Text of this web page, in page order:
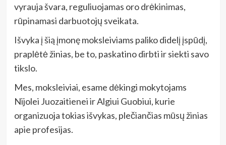
vyrauja švara, reguliuojamas oro drėkinimas,
rūpinamasi darbuotojų sveikata.
Išvyka į šią įmonę moksleiviams paliko didelį įspūdį,
praplėtė žinias, be to, paskatino dirbti ir siekti savo
tikslo.
Mes, moksleiviai, esame dėkingi mokytojams
Nijolei Juozaitienei ir Algiui Guobiui, kurie
organizuoja tokias išvykas, plečiančias mūsų žinias
apie profesijas.